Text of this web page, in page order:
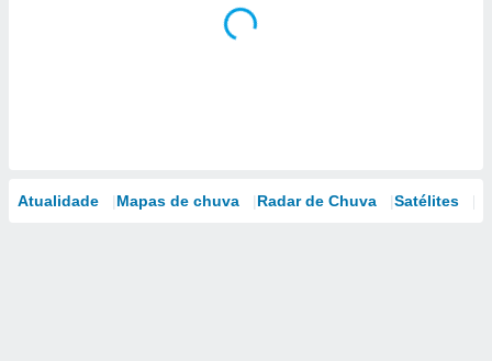
Atualidade Mapas de chuva Radar de Chuva Satélites